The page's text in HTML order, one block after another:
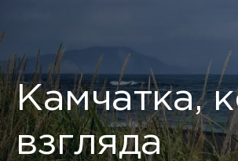
Камчатка,
взгляда